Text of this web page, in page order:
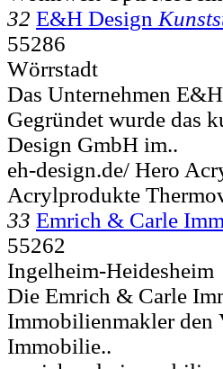
32 E&H Design
55286
Wörrstadt
Das Unternehmen
Gegründet wurde das
Design GmbH im..
eh-design.de/ Hero
Acrylprodukte
33 Emrich & Carle
55262
Ingelheim-Heidesheim
Die Emrich & Carle
Immobilienmakler den
Immobilie..